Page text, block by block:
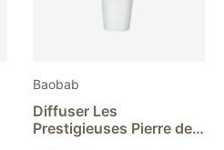
Baobab
Diffuser Les
Prestigieuses Pierre de